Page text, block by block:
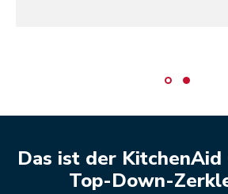
Das ist der KitchenAid
Top-Down-